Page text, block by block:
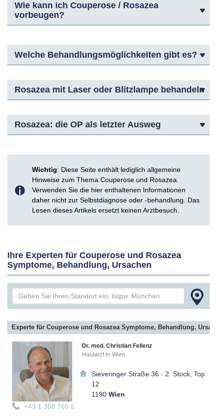
Wie kann ich Couperose / Rosazea
vorbeugen?
Welche Behandlungsmöglichkeiten gibt es?
Rosazea mit Laser oder Blitzlampe behandeln
Rosazea: die OP als letzter Ausweg
Wichtig: Diese Seite enthält lediglich allgemeine
Hinweise zum Thema Couperose und Rosazea.
Verwenden Sie die hier enthaltenen Informationen
daher nicht zur Selbstdiagnose oder -behandlung. Das
Lesen dieses Artikels ersetzt keinen Arztbesuch.
Ihre Experten für Couperose und Rosazea
Symptome, Behandlung, Ursachen
Experte für Couperose und Rosazea Symptome, Behandlung,
Dr. med. Christian Fellenz
Hautarzt in Wien
Sieveringer Straße 36 - 2. Stock, Top
12
1190Wien
+43 1 358 766 5